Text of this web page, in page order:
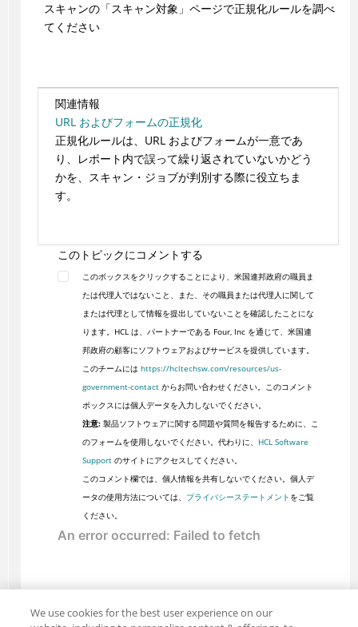
スキャンの「スキャン対象」ページで正規化ルールを調べ
てください
関連情報
URL およびフォームの正規化
正規化ルールは、URL およびフォームが一意であ
り、レポート内で誤って繰り返されていないかどう
かを、スキャン・ジョブが判別する際に役立ちま
す。
このトピックにコメントする
このボックスをクリックすることにより、米国連邦政府の職員ま
たは代理人ではないこと、また、その職員または代理人に関して
または代理として情報を提出していないことを確認したことにな
ります。HCL は、パートナーである Four, Inc を通じて、米国連
邦政府の顧客にソフトウェアおよびサービスを提供しています。
このチームには https://hcltechsw.com/resources/us-
government-contactからお問い合わせください。このコメント
ボックスには個人データを入力しないでください。
注意:製品ソフトウェアに関する問題や質問を報告するために、こ
のフォームを使用しないでください。代わりに、 HCL Software
Supportのサイトにアクセスしてください。
このコメント欄では、個人情報を共有しないでください。個人デ
ータの使用方法については、 プライバシーステートメント をご覧
ください。
We use cookies for the best user experience on our